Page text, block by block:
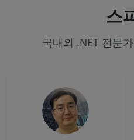
스
국내외 .NET 전문